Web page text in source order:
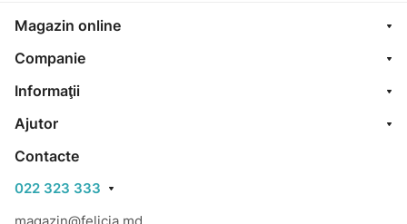
Magazin online
Companie
Informaţii
Ajutor
Contacte
022 323 333